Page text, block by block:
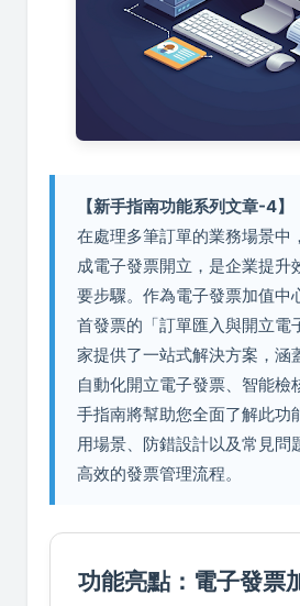
【新手指南功能系列文章-4】
在處理多筆訂單的業務場景中
成電子發票開立，是企業提升
要步驟。作為電子發票加值中
首發票的「訂單匯入與開立電
家提供了一站式解決方案，涵
自動化開立電子發票、智能檢
手指南將幫助您全面了解此功
用場景、防錯設計以及常見問
高效的發票管理流程。
功能亮點：電子發票